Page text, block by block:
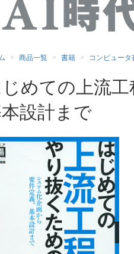
商品一覧 書籍 コンピュータ
めての上流
設計まで